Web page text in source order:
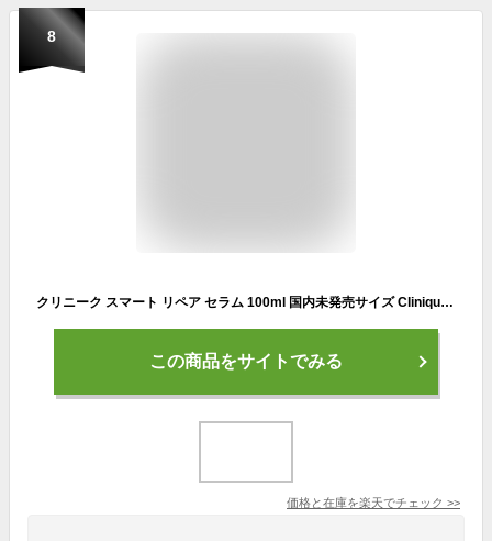
8
クリニーク スマート リペア セラム 100ml 国内未発売サイズ Clinique 39ショップ サンキュー
この商品をサイトでみる
価格と在庫を楽天でチェック >>